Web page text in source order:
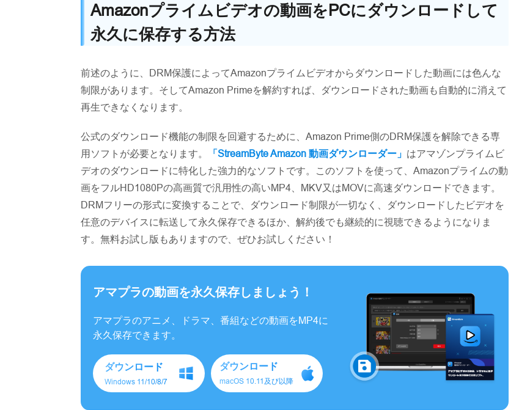
Amazonプライムビデオの動画をPCにダウンロードして
永久に保存する方法
前述のように、DRM保護によってAmazonプライムビデオからダウンロードした動画には色んな
制限があります。そしてAmazon Primeを解約すれば、ダウンロードされた動画も自動的に消えて
再生できなくなります。
公式のダウンロード機能の制限を回避するために、Amazon Prime側のDRM保護を解除できる専
用ソフトが必要となります。
「StreamByte Amazon 動画ダウンローダー」 はアマゾンプライムビ
デオのダウンロードに特化した強力的なソフトです。このソフトを使って、Amazonプライムの動
画をフルHD1080Pの高画質で汎用性の高いMP4、MKV又はMOVに高速ダウンロードできます。
DRMフリーの形式に変換することで、ダウンロード制限が一切なく、ダウンロードしたビデオを
任意のデバイスに転送して永久保存できるほか、解約後でも継続的に視聴できるようになりま
す。無料お試し版もありますので、ぜひお試しください！
アマプラの動画を永久保存しましょう！
アマプラのアニメ、ドラマ、番組などの動画をMP4に
永久保存できます。
ダウンロード
Windows 11/10/8/7
ダウンロード
macOS 10.11及び以降